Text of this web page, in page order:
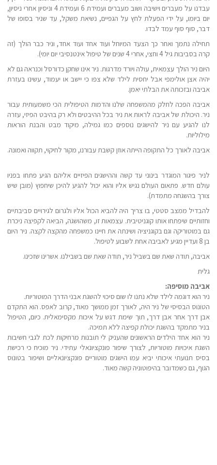
עבדנו על מעברים וישיבה ושוב מעברים ועמידת 6 ועמידת 4 וניסיון אחרי ניסיון,
יום ביומו, על ידי הפעלת לחץ על הגפיים, נשיאת משקל, עד שניר בסופו של
דבר, סוף סוף עמד לבדו.
תחילה נתמך ואחר כך הצעד המיוחל ועוד אחד ועוד אחד, וניר כבר הולך (זה
קרה בסביבות גיל 4 וחצי, אחרי 4 שנים של טיפול אינטנסיבי יום יומי).
היום ניר הולך עצמאית, עולה ויורד מדרגות. ניר אינו שחקן כדורסל וכנראה גם לא
יהיה אצן אולימפי אבל יחסית לילד שלא צפו כי יישב או יעמוד, עשינו בעזרת
אביבה ובזכותה את הבלתי יאמן.
אביבה הפכה לחלק מהמשפחה שלנו והדמות הטיפולית הכי משמעותית עבור
ניר. היכולת של אביבה לראות את ניר בכל ההיבטים ולא רק בהיבט הפיזי, עזרה
לנו להגיע עם ניר להישגים נוספים כמו גמילה, מיקוד מבט והבנת הוראות
מילוליות.
אביבה לאורך כל התקופה הייתה אוזן קשבת עבורנו, מקור לחיקוי, תקווה ואמונה.
לניר פיגור המוגדר בינוני עד קשה וההישגים הפיזיים אליהם הגיע פתחו בפניו
עולם חדש. פתאום העולם נגיש אליו והוא יכול להגיע להיכן שיחפוץ (מובן שיש
צורך בהשגחה מתמדת).
להבדיל ממצב סטטי, בו צריך היה להביא הכול אליו ולגרום לגירויים סביבתיים
וחזותיים שיפתחו אותו קוגניטיבית. עצמאות זו, משהושגה, הביאה לקפיצה ניכרת
גם במוטוריקה וגם בקוגניציה ושינתה את חיינו כמשפחה מהקצה לקצה. ניר היום
בן 8 ועדיין מגיע לאביבה אחת לשבוע לטיפול.
אביבה, תודה שאת שם בשביל ניר, תודה שאת שם בשבילנו. אשרינו שזכינו.
גלית
אביבה מוסיפה:
ניר הוא דוגמה לילד שלא נתנו לו שום סיכוי להשגת אבני הדרך המוטוריות.
הטונוס הבסיסי של ניר היה, לאורך זמן ממושך מאוד, קרוב לאפס. הוא התקדם
אבן דרך אחר אבן דרך, תוך שימת דגש על איכות מקסימאלית. כיום, הטיפול
בניר מתמקד בהשגת יכולת קפיצה ללא תמיכה.
ניר הוא אחד הילדים הראשונים שהעניק לי תובנות מרחיקות לכת לגבי חשיבות
השגת איכויות מוטוריות, לצורך שיפור פונקציונאלי עתידי. ניר מוכיח כי רכישת
בסיס תנועתי איכותי יביא עמו הישגים מוטוריים פונקציונאליים ושיפור בטונוס
הגוף, גם כשמדובר בהיפוטוניה קשה מאוד.